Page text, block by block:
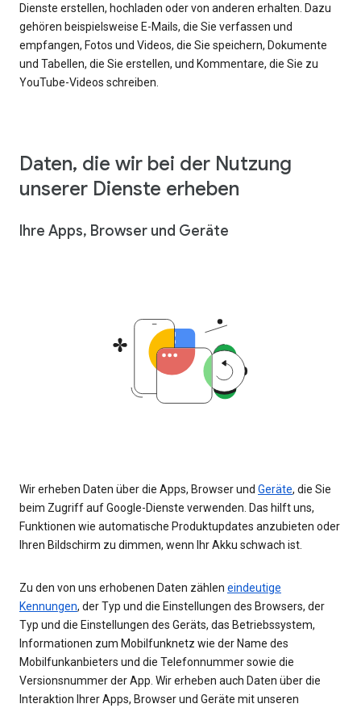
Dienste erstellen, hochladen oder von anderen erhalten. Dazu
gehören beispielsweise E-Mails, die Sie verfassen und
empfangen, Fotos und Videos, die Sie speichern, Dokumente
und Tabellen, die Sie erstellen, und Kommentare, die Sie zu
YouTube-Videos schreiben.
Daten, die wir bei der Nutzung
unserer Dienste erheben
Ihre Apps, Browser und Geräte
Wir erheben Daten über die Apps, Browser und Geräte, die Sie
beim Zugriff auf Google-Dienste verwenden. Das hilft uns,
Funktionen wie automatische Produktupdates anzubieten oder
Ihren Bildschirm zu dimmen, wenn Ihr Akku schwach ist.
Zu den von uns erhobenen Daten zählen eindeutige
Kennungen, der Typ und die Einstellungen des Browsers, der
Typ und die Einstellungen des Geräts, das Betriebssystem,
Informationen zum Mobilfunknetz wie der Name des
Mobilfunkanbieters und die Telefonnummer sowie die
Versionsnummer der App. Wir erheben auch Daten über die
Interaktion Ihrer Apps, Browser und Geräte mit unseren